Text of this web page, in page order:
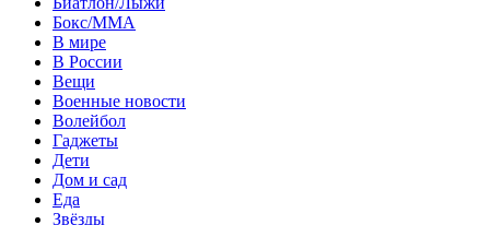
Бокс/MMA
В мире
В России
Вещи
Военные новости
Волейбол
Гаджеты
Дети
Дом и сад
Еда
Звёзды